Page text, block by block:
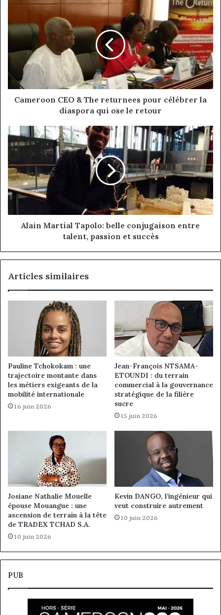
Cameroon
&
The
pour
célébrer
la
diaspora
qui
retour
Cameroon CEO & The returnees pour célébrer la
diaspora qui ose le retour
Alain
Martial
Tapolo:
belle
conjugaison
entre
talent,
et
succèsAlain Martial Tapolo: belle conjugaison entre
talent, passion et succès
Articles similaires
Pauline Tchokokam : une
trajectoire montante dans
les métiers exigeants de la
mobilité internationale
16 juin 2026
Jean-François NTSAMA-
ETOUNDI : du terrain
commercial à la gouvernance
stratégique de la filière
sucre
15 juin 2026
Josiane Nathalie Mouelle
épouse Mouangue : une
ascension de terrain à la tête
de TRADEX TCHAD S.A.
10 juin 2026
Kevin DANGO, l’ingénieur qui
veut construire autrement
10 juin 2026
PUB